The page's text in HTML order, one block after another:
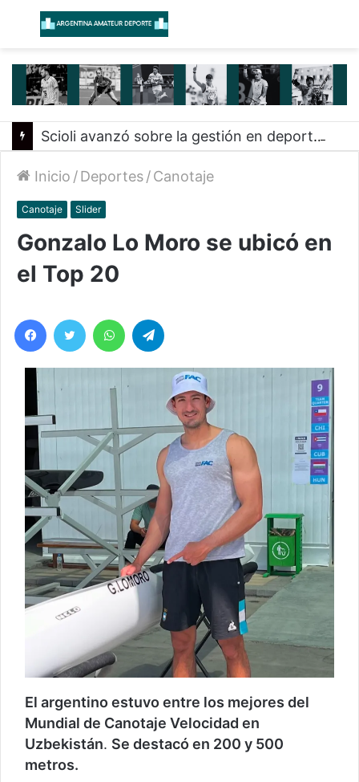
Menú
Scioli avanzó sobre la gestión en deportes con las federaciones nacionales
Inicio /Deportes/Canotaje
Canotaje Slider
Gonzalo Lo Moro se ubicó en
el Top 20
Facebook
Twitter WhatsApp
El argentino estuvo entre los mejores del
Mundial de Canotaje Velocidad en
Uzbekistán. Se destacó en 200 y 500
metros.